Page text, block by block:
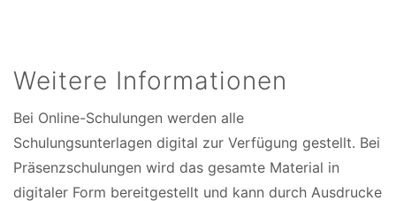
Weitere Informationen
Bei Online-Schulungen werden alle
Schulungsunterlagen digital zur Verfügung gestellt. Bei
Präsenzschulungen wird das gesamte Material in
digitaler Form bereitgestellt und kann durch Ausdrucke